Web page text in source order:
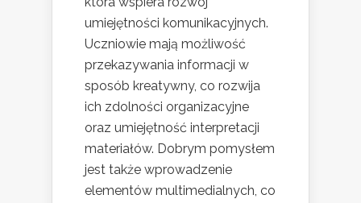
umiejętności komunikacyjnych.
Uczniowie mają możliwość
przekazywania informacji w
sposób kreatywny, co rozwija
ich zdolności organizacyjne
oraz umiejętność interpretacji
materiałów. Dobrym pomysłem
jest także wprowadzenie
elementów multimedialnych, co